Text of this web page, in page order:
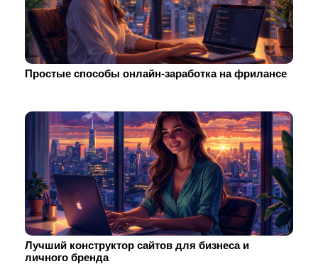
Простые способы онлайн-заработка на фрилансе
Лучший конструктор сайтов для бизнеса и
личного бренда